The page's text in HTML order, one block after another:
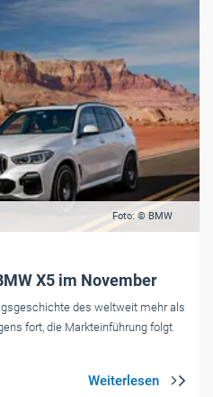
Foto: © BMW
X5 im November
des weltweit mehr als
fort, die Markteinführung folgt